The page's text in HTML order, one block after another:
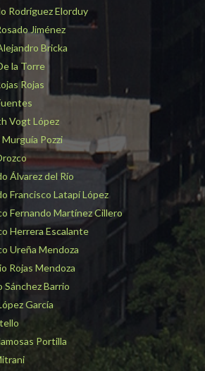
Rodríguez Elorduy
Jiménez
Bricka
la Torre
Rojas
Vogt López
Pozzi
Álvarez del Río
Francisco Latapí López
Fernando Martínez Cillero
Herrera Escalante
Ureña Mendoza
Rojas Mendoza
Sánchez Barrio
García
Portilla